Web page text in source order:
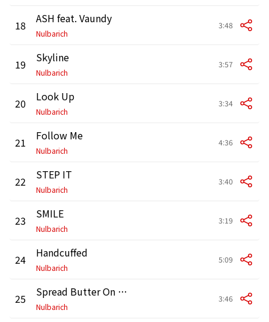
18 ASH feat. Vaundy
Nulbarich
3:48
19 Skyline
Nulbarich
3:57
20 Look Up
Nulbarich
3:34
21 Follow Me
Nulbarich
4:36
22 STEP IT
Nulbarich
3:40
23 SMILE
Nulbarich
3:19
24 Handcuffed
Nulbarich
5:09
25 Spread Butter On My Bread
Nulbarich
3:46